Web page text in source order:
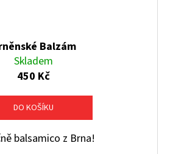
Balzám
Skladem
450 Kč
DO KOŠÍKU
balsamico z Brna!